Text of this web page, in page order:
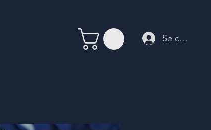
Se connecter